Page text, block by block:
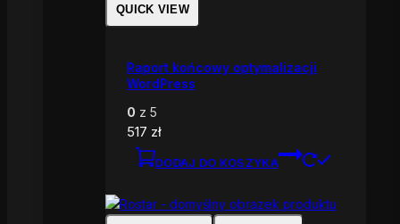
QUICK VIEW
Raport końcowy optymalizacji
WordPress
0 z 5
517 zł
DODAJ DO KOSZYKA